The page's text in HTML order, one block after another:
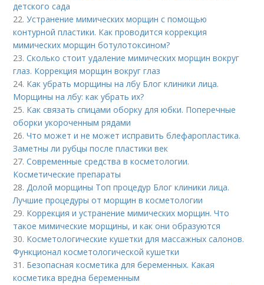
детского сада
22.Устранение мимических морщин с помощью
контурной пластики. Как проводится коррекция
мимических морщин ботулотоксином?
23.Сколько стоит удаление мимических морщин вокруг
глаз. Коррекция морщин вокруг глаз
24. Как убрать морщины на лбу Блог клиники лица.
Морщины на лбу: как убрать их?
25. Как связать спицами оборку для юбки. Поперечные
оборки укороченным рядами
26.Что может и не может исправить блефаропластика.
Заметны ли рубцы после пластики век
27.Современные средства в косметологии.
Косметические препараты
28.Долой морщины Топ процедур Блог клиники лица.
Лучшие процедуры от морщин в косметологии
29. Коррекция и устранение мимических морщин. Что
такое мимические морщины, и как они образуются
30. Косметологические кушетки для массажных салонов.
Функционал косметологической кушетки
31. Безопасная косметика для беременных. Какая
косметика вредна беременным